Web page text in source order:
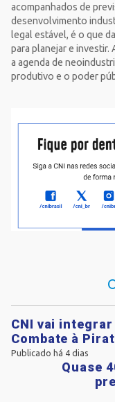
acompanhados de
desenvolvimento
legal estável, é o que
para planejar e
a agenda de
produtivo e o poder
CNI vai
Combate à
Publicado há 4 dias
Quase